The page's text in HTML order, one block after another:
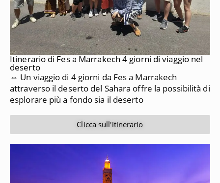
Itinerario di Fes a Marrakech 4 giorni di viaggio nel
deserto
⇔ Un viaggio di 4 giorni da Fes a Marrakech
attraverso il deserto del Sahara offre la possibilità di
esplorare più a fondo sia il deserto
Clicca sull'itinerario